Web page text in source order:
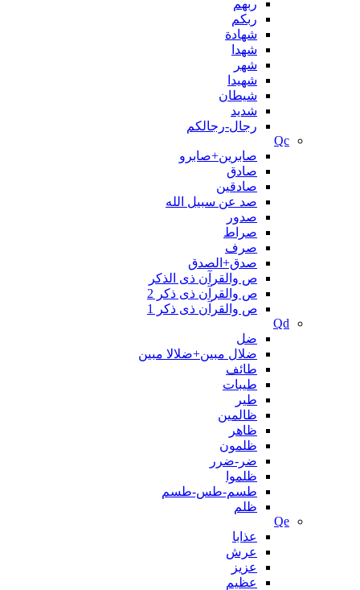
ربهم
ربکم
شهادة
شهدا
شهر
شهیدا
شیطان
شدید
رجال-رجالکم
Qc
صابرین+صابرو
صادق
صادقین
صد عن سبیل الله
صدور
صراط
صرف
صدق+الصدق
ص والقرآن ذی الذکر
ص والقرآن ذی ذکر 2
ص والقرآن ذی ذکر 1
Qd
ضل
ضلال مبین+ضلالا مبین
طائف
طیبات
طیر
ظالمین
ظاهر
ظلمون
ضر-ضرر
ظلموا
طسم-طس-طسم
ظلم
Qe
عذابا
عرش
عزیز
عظیم